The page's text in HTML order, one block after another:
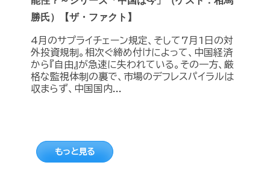
勝氏）【ザ・ファクト】
4月のサプライチェーン規定、そして7月1日の対
外投資規制。相次ぐ締め付けによって、中国経済
から『自由』が急速に失われている。その一方、厳
格な監視体制の裏で、市場のデフレスパイラルは
収まらず、中国国内...
もっと見る